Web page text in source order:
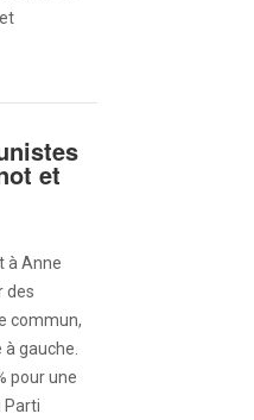
et
à Anne
des
commun,
gauche.
pour une
Parti